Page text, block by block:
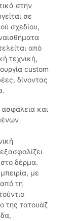
στην
σε
σχεδίου,
από
τεχνική,
custom
δίνοντας
ασφάλεια και
δέρμα.
με
τη
της τατουάζ